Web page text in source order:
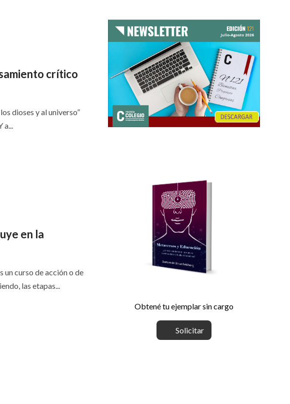
crítico
dioses y al universo”
a...
en la
un curso de acción o de
las etapas...
Obtené tu ejemplar sin cargo
Solicitar